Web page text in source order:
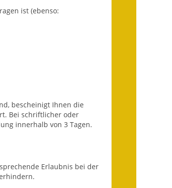
Sitzungsberichte 2019
Getrennte
Abwassergebühr
Haushaltspläne
ist (ebenso:
bescheinigt Ihnen die
Bei schriftlicher oder
innerhalb von 3 Tagen.
Erlaubnis bei der